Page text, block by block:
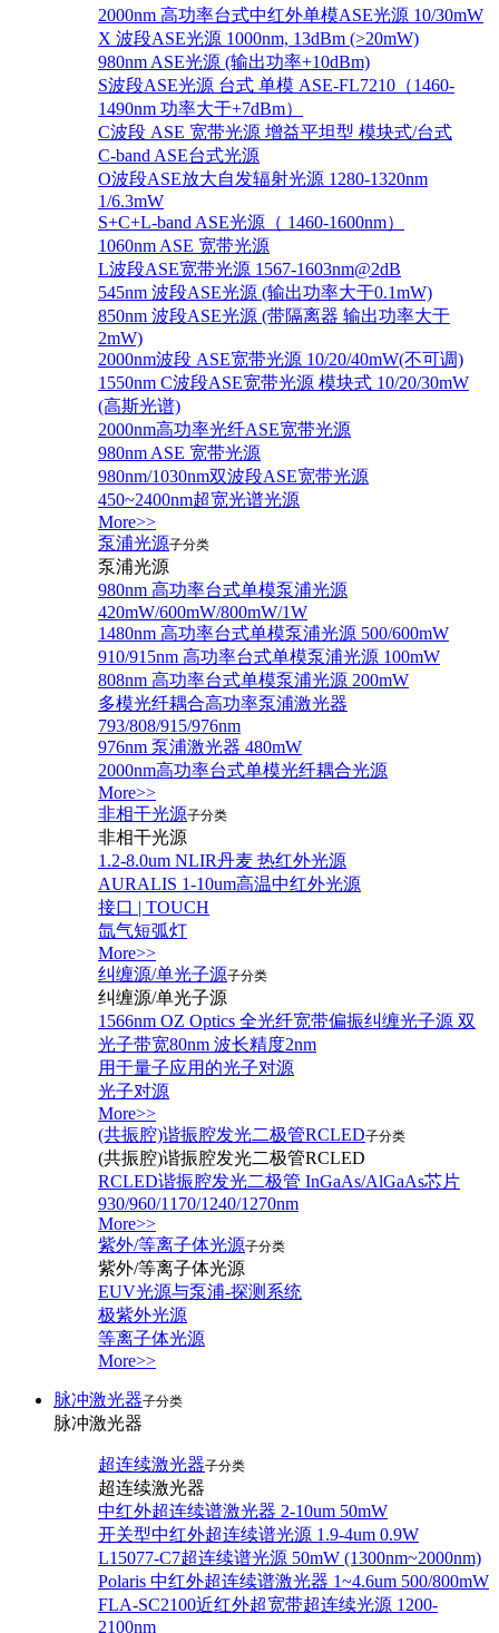
2000nm 高功率台式中红外单模ASE光源 10/30mW
X 波段ASE光源 1000nm, 13dBm (>20mW)
980nm ASE光源 (输出功率+10dBm)
S波段ASE光源 台式 单模 ASE-FL7210（1460-
1490nm 功率大于+7dBm）
C波段 ASE 宽带光源 增益平坦型 模块式/台式
C-band ASE台式光源
O波段ASE放大自发辐射光源 1280-1320nm
1/6.3mW
S+C+L-band ASE光源（ 1460-1600nm）
1060nm ASE 宽带光源
L波段ASE宽带光源 1567-1603nm@2dB
545nm 波段ASE光源 (输出功率大于0.1mW)
850nm 波段ASE光源 (带隔离器 输出功率大于
2mW)
2000nm波段 ASE宽带光源 10/20/40mW(不可调)
1550nm C波段ASE宽带光源 模块式 10/20/30mW
(高斯光谱)
2000nm高功率光纤ASE宽带光源
980nm ASE 宽带光源
980nm/1030nm双波段ASE宽带光源
450~2400nm超宽光谱光源
More>>
泵浦光源子分类
泵浦光源
980nm 高功率台式单模泵浦光源
420mW/600mW/800mW/1W
1480nm 高功率台式单模泵浦光源 500/600mW
910/915nm 高功率台式单模泵浦光源 100mW
808nm 高功率台式单模泵浦光源 200mW
多模光纤耦合高功率泵浦激光器
793/808/915/976nm
976nm 泵浦激光器 480mW
2000nm高功率台式单模光纤耦合光源
More>>
非相干光源子分类
非相干光源
1.2-8.0um NLIR丹麦 热红外光源
AURALIS 1-10um高温中红外光源
接口 | TOUCH
氙气短弧灯
More>>
纠缠源/单光子源子分类
纠缠源/单光子源
1566nm OZ Optics 全光纤宽带偏振纠缠光子源 双
光子带宽80nm 波长精度2nm
用于量子应用的光子对源
光子对源
More>>
(共振腔)谐振腔发光二极管RCLED子分类
(共振腔)谐振腔发光二极管RCLED
RCLED谐振腔发光二极管 InGaAs/AlGaAs芯片
930/960/1170/1240/1270nm
More>>
紫外/等离子体光源子分类
紫外/等离子体光源
EUV光源与泵浦-探测系统
极紫外光源
等离子体光源
More>>
脉冲激光器子分类
脉冲激光器
超连续激光器子分类
超连续激光器
中红外超连续谱激光器 2-10um 50mW
开关型中红外超连续谱光源 1.9-4um 0.9W
L15077-C7超连续谱光源 50mW (1300nm~2000nm)
Polaris 中红外超连续谱激光器 1~4.6um 500/800mW
FLA-SC2100近红外超宽带超连续光源 1200-
2100nm